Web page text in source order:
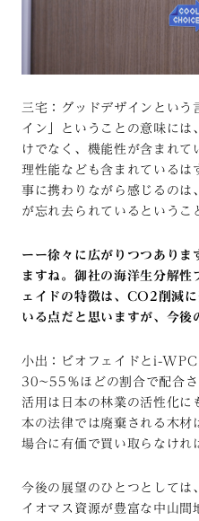
三宅：グッドデザインとい
イン」ということの意味には
けでなく、機能性が含まれ
理性能なども含まれているは
事に携わりながら感じるのは
が忘れ去られているというこ
ーー徐々に広がりつつありま
ますね。御社の海洋生分解性
ェイドの特徴は、CO2削減
いる点だと思いますが、今後
小出：ビオフェイドとi-
30~55％ほどの割合で配合
活用は日本の林業の活性化に
本の法律では廃棄される木材
場合に有価で買い取らなけれ
今後の展望のひとつとしては
イオマス資源が豊富な中山間